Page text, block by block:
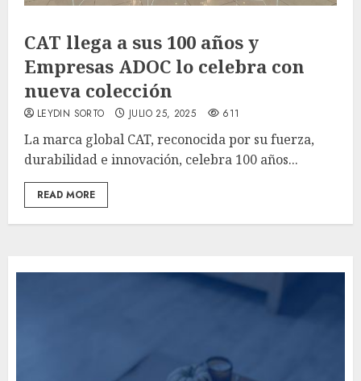
CAT llega a sus 100 años y
Empresas ADOC lo celebra con
nueva colección
LEYDIN SORTO JULIO 25, 2025 611
La marca global CAT, reconocida por su fuerza,
durabilidad e innovación, celebra 100 años...
READ MORE